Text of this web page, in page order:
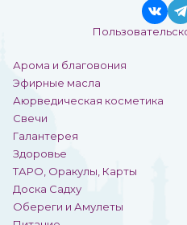
Арома и благовония
Эфирные масла
Аюрведическая косметика
Свечи
Галантерея
Здоровье
ТАРО, Оракулы, Карты
Доска Садху
Обереги и Амулеты